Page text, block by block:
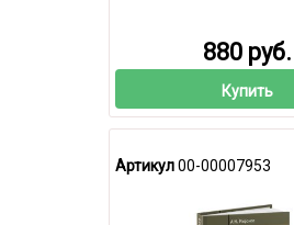
880 руб.
Купить
Артикул00-00007953